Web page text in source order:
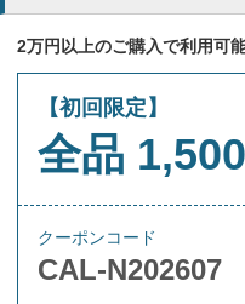
2万円以上のご購入で利用可
【初回限定】
全品
クーポンコード
CAL-N202607